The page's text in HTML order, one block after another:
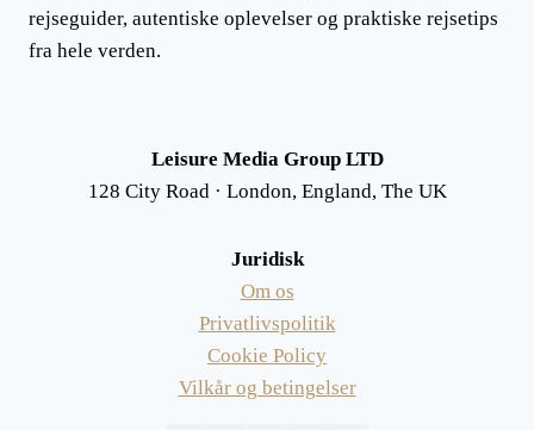
rejseguider, autentiske oplevelser og praktiske rejsetips
fra hele verden.
Leisure Media Group LTD
128 City Road · London, England, The UK
Juridisk
Om os
Privatlivspolitik
Cookie Policy
Vilkår og betingelser